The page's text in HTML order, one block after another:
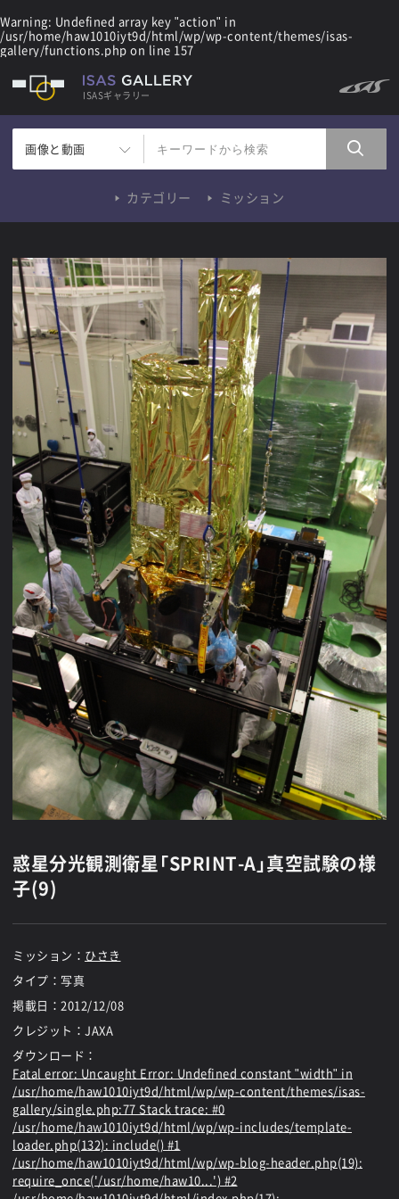
Warning: Undefined array key "action" in
/usr/home/haw1010iyt9d/html/wp/wp-content/themes/isas-
gallery/functions.php on line 157
ISASギャラリー
画像と動画
カテゴリー ミッション
惑星分光観測衛星「SPRINT-A」真空試験の様
子(9)
ミッション： ひさき
タイプ：写真
掲載日： 2012/12/08
クレジット：JAXA
ダウンロード：
Fatal error: Uncaught Error: Undefined constant "width" in
/usr/home/haw1010iyt9d/html/wp/wp-content/themes/isas-
gallery/single.php:77 Stack trace: #0
/usr/home/haw1010iyt9d/html/wp/wp-includes/template-
loader.php(132): include() #1
/usr/home/haw1010iyt9d/html/wp/wp-blog-header.php(19):
require_once('/usr/home/haw10...') #2